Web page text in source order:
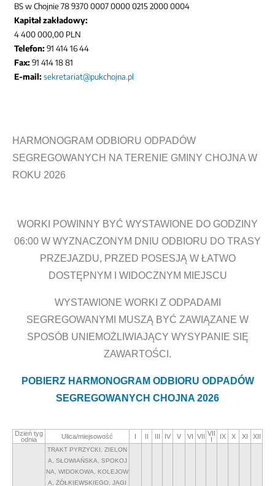
BS w Chojnie 78 9370 0007 0000 0215 2000 0004
Kapitał zakładowy:
4 400 000,00 PLN
Telefon: 91 414 16 44
Fax: 91 414 18 81
E-mail: sekretariat@pukchojna.pl
HARMONOGRAM ODBIORU ODPADÓW
SEGREGOWANYCH NA TERENIE GMINY CHOJNA W
ROKU 2026
WORKI POWINNY BYĆ WYSTAWIONE DO GODZINY
06:00 W WYZNACZONYM DNIU ODBIORU DO TRASY
PRZEJAZDU, PRZED POSESJĄ W ŁATWO
DOSTĘPNYM I WIDOCZNYM MIEJSCU
WYSTAWIONE WORKI Z ODPADAMI
SEGREGOWANYMI MUSZĄ BYĆ ZAWIĄZANE W
SPOSÓB UNIEMOŻLIWIAJĄCY WYSYPANIE SIĘ
ZAWARTOŚCI.
POBIERZ HARMONOGRAM ODBIORU ODPADÓW
SEGREGOWANYCH CHOJNA 2026
Dzień tyg
odnia
Ulica/miejsowość IV V VI VII
VII
IX X XI XII
TRAKT PYRZYCKI, ZIELON
A, SŁOWIAŃSKA, SPOKOJ
NA, WIDOKOWA, KOLEJOW
A, ŻÓŁKIEWSKIEGO, JAGI